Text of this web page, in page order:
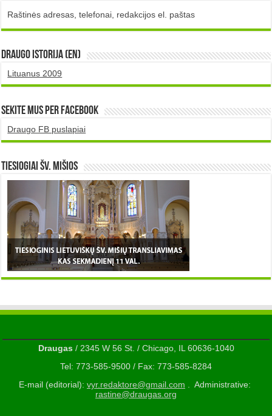
Raštinės adresas, telefonai, redakcijos el. paštas
DRAUGO istorija (EN)
Lituanus 2009
Sekite mus per Facebook
Draugo FB puslapiai
TIESIOGIAI šv. MIŠIOS
Draugas/ 2345 W 56 St. / Chicago, IL 60636-1040
Tel: 773-585-9500 / Fax: 773-585-8284
E-mail (editorial): vyr.redaktore@gmail.com . Administrative:
rastine@draugas.org